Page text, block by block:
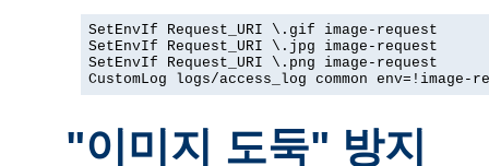
SetEnvIf Request_URI \.gif image-request
SetEnvIf Request_URI \.jpg image-request
SetEnvIf Request_URI \.png image-request
CustomLog logs/access_log common env=!image-
"이미지 도둑" 방지